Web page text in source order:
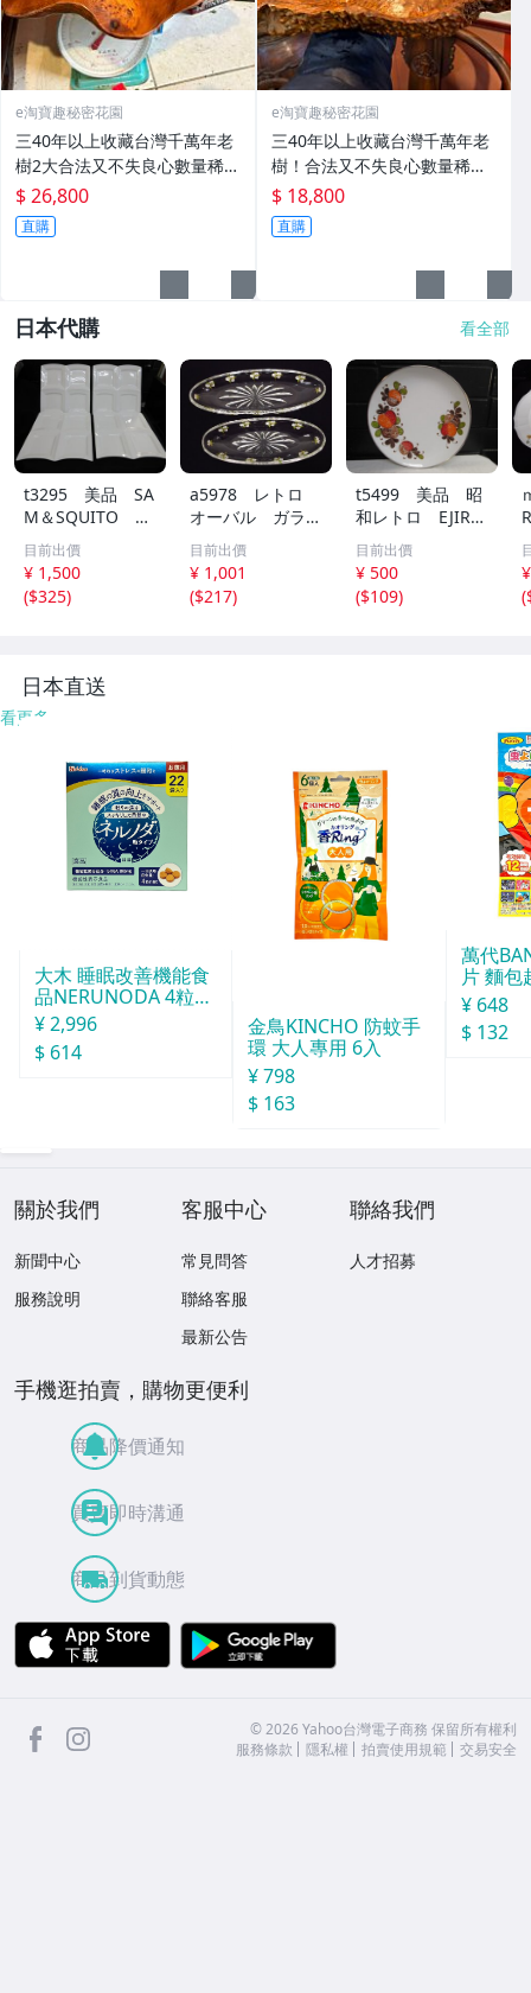
e淘寶趣秘密花園
三40年以上收藏台灣千萬年老
樹2大合法又不失良心數量稀有
別人家沒有整塊實木雕塑紅木
癭瘤花紋擺飾水果盤茶盤寬55
便宜賣免運
$ 26,800
直購
e淘寶趣秘密花園
三40年以上收藏台灣千萬年老
樹！合法又不失良心數量稀有
別人家沒有整塊實木雕塑紅木
癭瘤花紋，擺飾水果盤茶盤沒
瑕疵便宜賣免運
$ 18,800
直購
日本代購 看全部
t3295 美品 SA
M＆SQUITO 仕
切りプレート4
点 盛り付け皿
オードブル 角
皿 4種盛 ホワ
ル 洋食器
目前出價
¥ 1,500
($325)
a5978 レトロ
オーバル ガラス
トレー 皿 花
柄 フラワーモチ
ーフ 全2点
目前出價
¥ 1,001
($217)
t5499 美品 昭
和レトロ EJIRY
Viging 大
皿 プレート 盛
皿 三つ脚付き
直径約36cm オ
目前出價
¥ 500
($109)
(
日本直送
看更多
大木 睡眠改善機能食
品NERUNODA 4粒22
袋
¥ 2,996
$ 614
金鳥KINCHO 防蚊手
環 大人專用 6入
¥ 798
$ 163
萬代
片 麵包
¥ 648
$ 132
關於我們
新聞中心
服務說明
客服中心
常見問答
聯絡客服
最新公告
聯絡我們
人才招募
手機逛拍賣，購物更便利
商品降價通知
買賣即時溝通
商品到貨動態
APP Store
facebook ©2026 Yahoo台灣電子商務 保留所有權利
服務條款
隱私權 拍賣使用規範 交易安全